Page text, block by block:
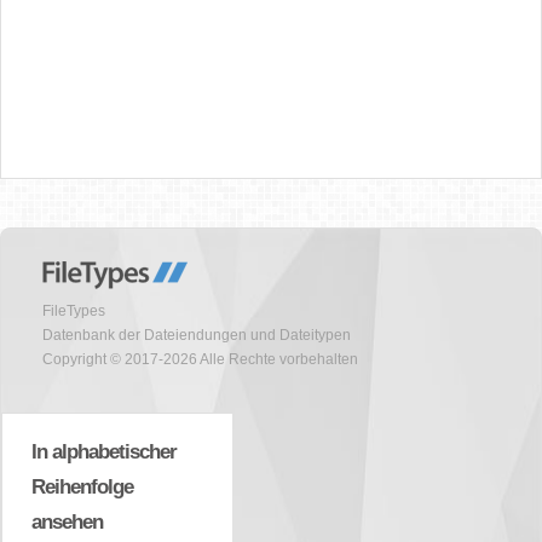
FileTypes
Datenbank der Dateiendungen und Dateitypen
Copyright © 2017-2026 Alle Rechte vorbehalten
In alphabetischer
Reihenfolge
ansehen